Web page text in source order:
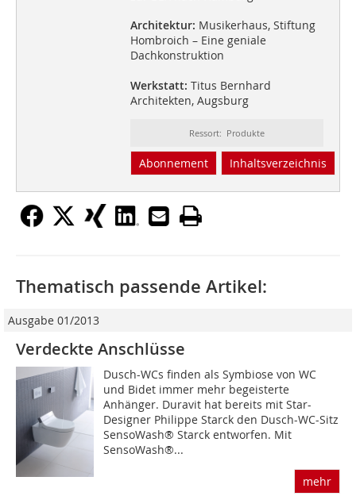
Architektur: Musikerhaus, Stiftung
Hombroich – Eine geniale
Dachkonstruktion
Werkstatt: Titus Bernhard
Architekten, Augsburg
Ressort: Produkte
Abonnement Inhaltsverzeichnis
Thematisch passende Artikel:
Ausgabe 01/2013
Verdeckte Anschlüsse
Dusch-WCs finden als Symbiose von WC
und Bidet immer mehr ­begeisterte
Anhänger. Duravit hat bereits mit Star-
Designer Philippe Starck den Dusch-WC-Sitz
SensoWash® Starck entworfen. Mit
SensoWash®...
mehr